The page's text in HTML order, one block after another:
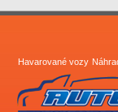
Havarované vozy